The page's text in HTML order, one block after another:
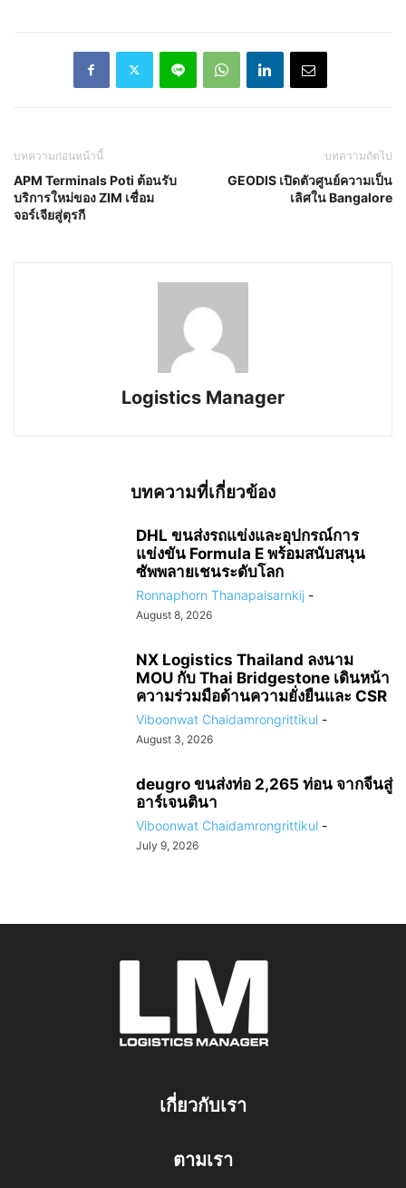
บทความก่อนหน้านี้
APM Terminals Poti ต้อนรับ
บริการใหม่ของ ZIM เชื่อม
จอร์เจียสู่ตุรกี
บทความถัดไป
GEODIS เปิดตัวศูนย์ความเป็น
เลิศใน Bangalore
Logistics Manager
บทความที่เกี่ยวข้อง
DHL ขนส่งรถแข่งและอุปกรณ์การ
แข่งขัน Formula E พร้อมสนับสนุน
ซัพพลายเชนระดับโลก
Ronnaphorn Thanapaisarnkij -
August 8, 2026
NX Logistics Thailand ลงนาม
MOU กับ Thai Bridgestone เดินหน้า
ความร่วมมือด้านความยั่งยืนและ CSR
Viboonwat Chaidamrongrittikul -
August 3, 2026
deugro ขนส่งท่อ 2,265 ท่อน จากจีนสู่
อาร์เจนตินา
Viboonwat Chaidamrongrittikul -
July 9, 2026
เกี่ยวกับเรา
ตามเรา